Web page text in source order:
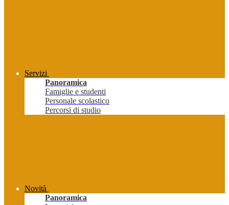
Servizi
Panoramica
Famiglie e studenti
Personale scolastico
Percorsi di studio
Novità
Panoramica